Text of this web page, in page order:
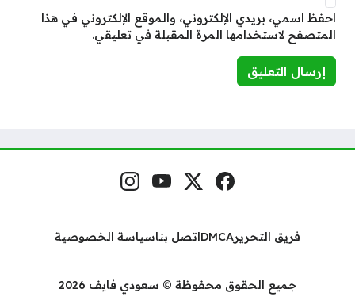
احفظ اسمي، بريدي الإلكتروني، والموقع الإلكتروني في هذا
المتصفح لاستخدامها المرة المقبلة في تعليقي.
مواقع التواصل فيسبوكمنصة إكس
يوتيوبإنستغرام
فريق التحريرDMCAاتصل بناسياسة الخصوصية
جميع الحقوق محفوظة © سعودي فايف 2026